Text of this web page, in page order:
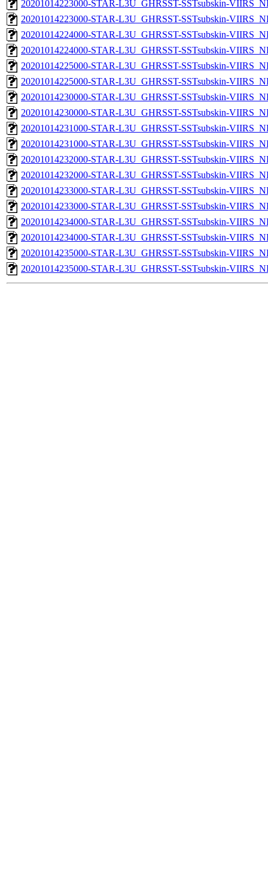
20201014223000-STAR-L3U_GHRSST-SSTsubskin-
20201014223000-STAR-L3U_GHRSST-SSTsubskin-
20201014224000-STAR-L3U_GHRSST-SSTsubskin-
20201014224000-STAR-L3U_GHRSST-SSTsubskin-
20201014225000-STAR-L3U_GHRSST-SSTsubskin-
20201014225000-STAR-L3U_GHRSST-SSTsubskin-
20201014230000-STAR-L3U_GHRSST-SSTsubskin-
20201014230000-STAR-L3U_GHRSST-SSTsubskin-
20201014231000-STAR-L3U_GHRSST-SSTsubskin-
20201014231000-STAR-L3U_GHRSST-SSTsubskin-
20201014232000-STAR-L3U_GHRSST-SSTsubskin-
20201014232000-STAR-L3U_GHRSST-SSTsubskin-
20201014233000-STAR-L3U_GHRSST-SSTsubskin-
20201014233000-STAR-L3U_GHRSST-SSTsubskin-
20201014234000-STAR-L3U_GHRSST-SSTsubskin-
20201014234000-STAR-L3U_GHRSST-SSTsubskin-
20201014235000-STAR-L3U_GHRSST-SSTsubskin-
20201014235000-STAR-L3U_GHRSST-SSTsubskin-